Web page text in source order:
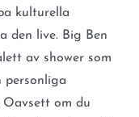
kulturella
den live. Big Ben
av shower som
personliga
Oavsett om du